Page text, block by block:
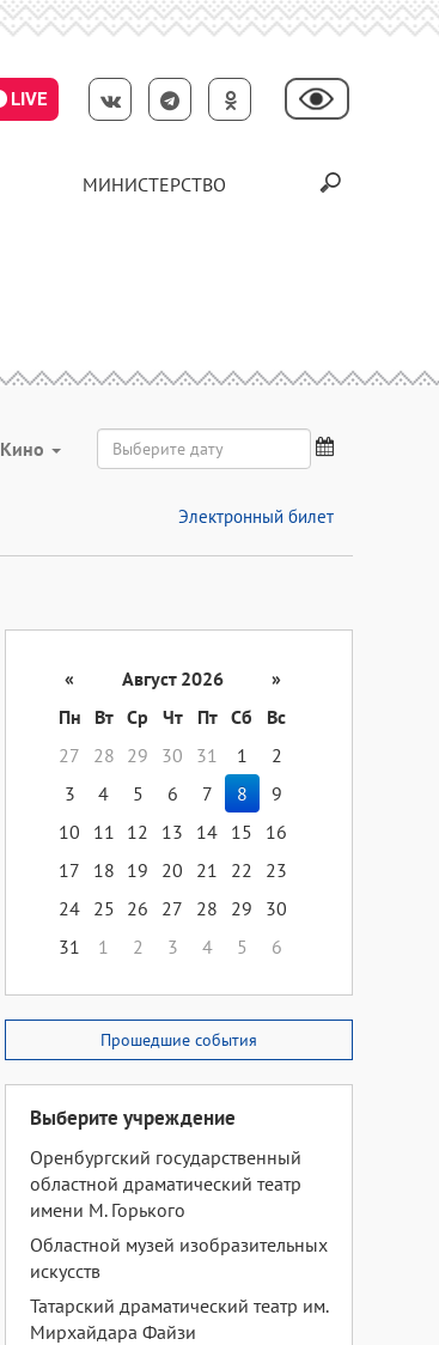
LIVE
МИНИСТЕРСТВО
Кино
Электронный билет
« Август 2026
»
Пн
Вт Ср Чт Пт Сб
Вс
27
28 29 30 31 1
2
3
4 5 6 7 8
9
10
11 12 13 14 15
16
17
18 19 20 21 22
23
24 25 26 27 28 29
30
31
1 2 3 4 5 6
Прошедшие события
Выберите учреждение
Оренбургский государственный
областной драматический театр
имени М. Горького
Областной музей изобразительных
искусств
Татарский драматический театр им.
Мирхайдара Файзи